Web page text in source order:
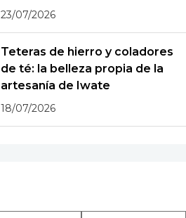
23/07/2026
Teteras de hierro y coladores
de té: la belleza propia de la
artesanía de Iwate
18/07/2026